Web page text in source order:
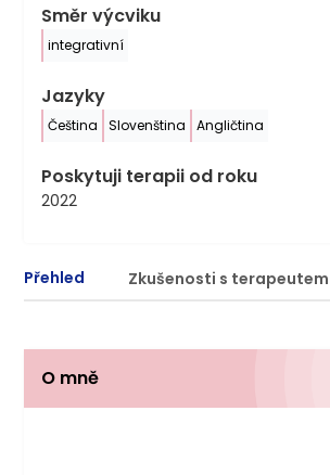
Směr výcviku
integrativní
Jazyky
Čeština Slovenština Angličtina
Poskytuji terapii od roku
2022
Přehled Zkušenosti s terapeutem
O mně